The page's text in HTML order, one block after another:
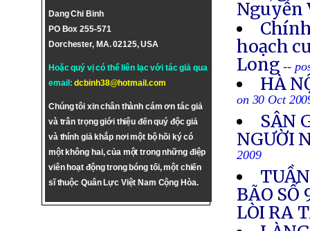
Dang Chi Binh
PO Box 255-571
Dorchester, MA. 02125, USA
Hoặc quý vị có thể liên lạc với tác giả qua
email:dcbinh38@hotmail.com
Chúng tôi xin chân thành cám ơn tác giả
và trân trọng giới thiệu đến quý độc giả
và thính giả khắp nơi một bộ hồi ký có
một không hai, của một trong những điệp
viên hoạt động trong bóng tối, một chiến
sĩ thuộc Quân Lực Việt Nam Cộng Hòa.
Nguyễn
hoạch
Long --
HÀ
on 30 Oct
SÂN
NGƯỜI
2009
BÃO SỐ
LÒI RA